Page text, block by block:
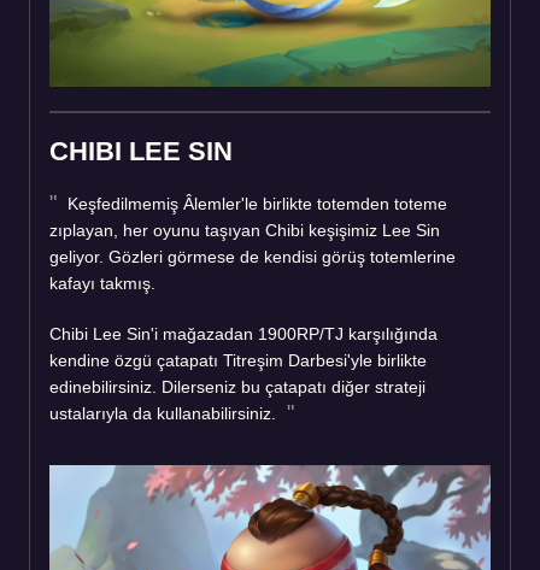
CHIBI LEE SIN
Keşfedilmemiş Âlemler'le birlikte totemden toteme
zıplayan, her oyunu taşıyan Chibi keşişimiz Lee Sin
geliyor. Gözleri görmese de kendisi görüş totemlerine
kafayı takmış.
Chibi Lee Sin'i mağazadan 1900RP/TJ karşılığında
kendine özgü çatapatı Titreşim Darbesi'yle birlikte
edinebilirsiniz. Dilerseniz bu çatapatı diğer strateji
ustalarıyla da kullanabilirsiniz.